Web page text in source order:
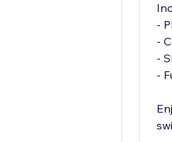
-
-
-
-